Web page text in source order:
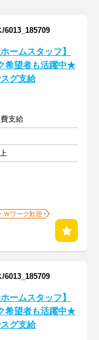
ームスタッフ】
希望者も活躍中★
グ支給
支給
Ｗワーク歓迎
ームスタッフ】
希望者も活躍中★
グ支給